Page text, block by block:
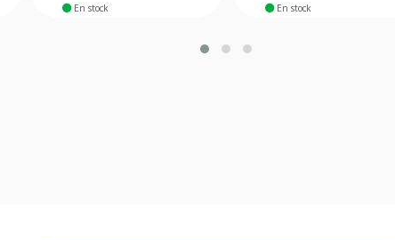
En stock En stock